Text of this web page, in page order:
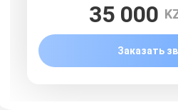
35 000
Заказать